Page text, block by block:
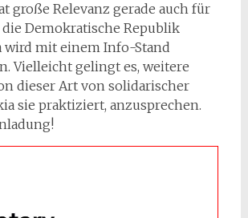
große Relevanz gerade auch für
Demokratische Republik
wird mit einem Info-Stand
Vielleicht gelingt es, weitere
dieser Art von solidarischer
sie praktiziert, anzusprechen.